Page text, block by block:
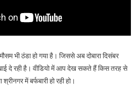
भी ठंडा हो गया है। जिससे अब दोबारा दिसंबर
दे रही है। वीडियो में आप देख सकते हैं किस तरह से
में बर्फबारी हो रही हो।